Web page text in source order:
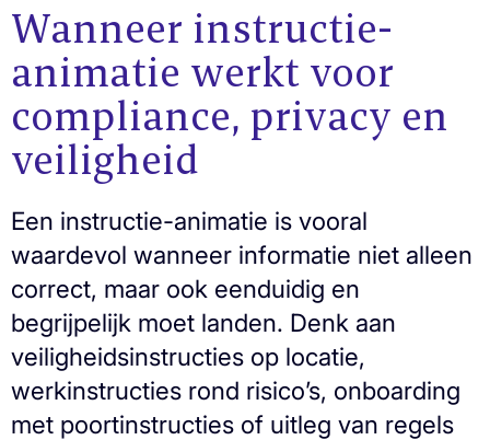
Wanneer instructie-
animatie werkt voor
compliance, privacy en
veiligheid
Een instructie-animatie is vooral
waardevol wanneer informatie niet alleen
correct, maar ook eenduidig en
begrijpelijk moet landen. Denk aan
veiligheidsinstructies op locatie,
werkinstructies rond risico’s, onboarding
met poortinstructies of uitleg van regels